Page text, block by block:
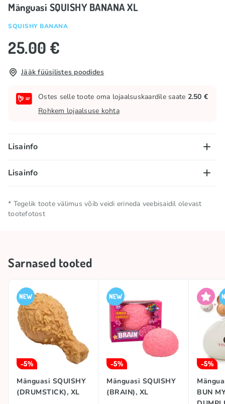
Mänguasi SQUISHY BANANA XL
SQUISHY BANANA
25.00 €
Jääk füüsilistes poodides
Ostes selle toote oma lojaalsuskaardile saate 2.50 €
Rohkem lojaalsuse kohta
Lisainfo
Kollektsioonid
TOP TOP
Lisainfo
lastele.
* Tegelik toote välimus võib veidi erineda veebisaidil olevast
tootefotost
Sarnased tooted
-5%
Mänguasi SQUISHY
(DRUMSTICK), XL
-5%
Mänguasi SQUISHY
(BRAIN), XL
-5%
BUN